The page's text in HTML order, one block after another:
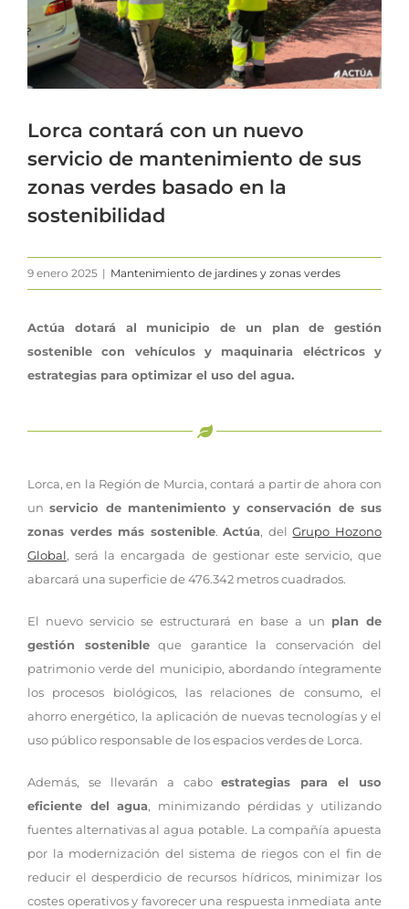
Lorca contará con un nuevo
servicio de mantenimiento de sus
zonas verdes basado en la
sostenibilidad
9 enero 2025 | Mantenimiento de jardines y zonas verdes
Actúa dotará al municipio de un plan de gestión
sostenible con vehículos y maquinaria eléctricos y
estrategias para optimizar el uso del agua.
Lorca, en la Región de Murcia, contará a partir de ahora con
unservicio de mantenimiento y conservación de sus
zonas verdes más sostenible.Actúa, delGrupo Hozono
Global, será la encargada de gestionar este servicio, que
abarcará una superficie de 476.342 metros cuadrados.
El nuevo servicio se estructurará en base a un plan de
gestión sostenibleque garantice la conservación del
patrimonio verde del municipio, abordando íntegramente
los procesos biológicos, las relaciones de consumo, el
ahorro energético, la aplicación de nuevas tecnologías y el
uso público responsable de los espacios verdes de Lorca.
Además, se llevarán a caboestrategias para el uso
eficiente del agua, minimizando pérdidas y utilizando
fuentes alternativas al agua potable. La compañía apuesta
por la modernización del sistema de riegos con el fin de
reducir el desperdicio de recursos hídricos, minimizar los
costes operativos y favorecer una respuesta inmediata ante